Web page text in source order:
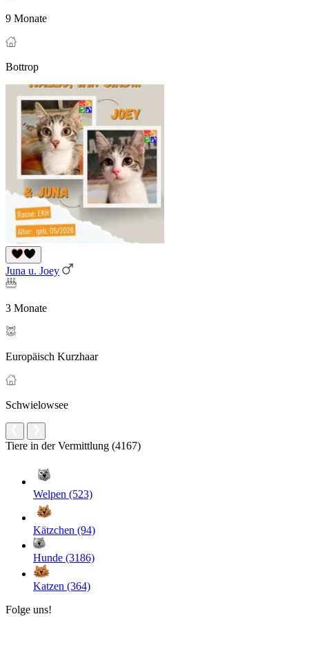
9 Monate
Bottrop
Juna u. Joey
3 Monate
Europäisch Kurzhaar
Schwielowsee
Tiere in der Vermittlung (4167)
Welpen (523)
Kätzchen (94)
Hunde (3186)
Katzen (364)
Folge uns!